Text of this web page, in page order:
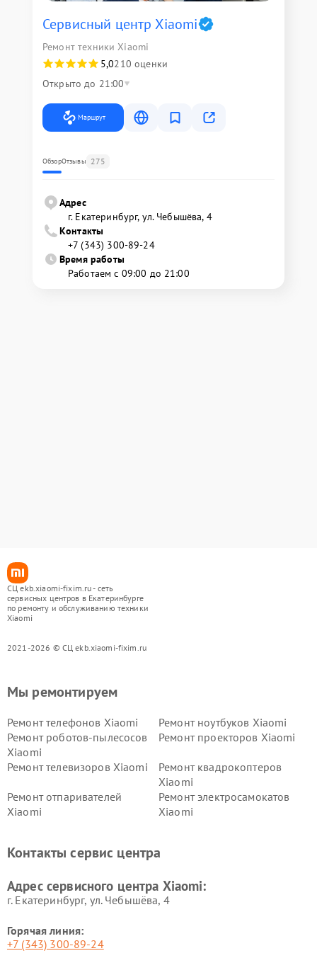
Сервисный центр Xiaomi
Ремонт техники Xiaomi
5,0210 оценки
Открыто до 21:00
Маршрут
ОбзорОтзывы 275
Адрес
г. Екатеринбург, ул. Чебышёва, 4
Контакты
+7 (343) 300-89-24
Время работы
Работаем с 09:00 до 21:00
СЦ ekb.xiaomi-fixim.ru - сеть
сервисных центров в Екатеринбурге
по ремонту и обслуживанию техники
Xiaomi
2021-2026 © СЦ ekb.xiaomi-fixim.ru
Мы ремонтируем
Ремонт телефонов Xiaomi
Ремонт ноутбуков Xiaomi
Ремонт роботов-пылесосов
Xiaomi
Ремонт проекторов Xiaomi
Ремонт телевизоров Xiaomi
Ремонт квадрокоптеров
Xiaomi
Ремонт отпаривателей
Xiaomi
Ремонт электросамокатов
Xiaomi
Ремонт стиральных машин
Ремонт смарт-часов Xiaomi
Контакты сервис центра
Адрес сервисного центра Xiaomi:
г. Екатеринбург, ул. Чебышёва, 4
Горячая линия:
+7 (343) 300-89-24